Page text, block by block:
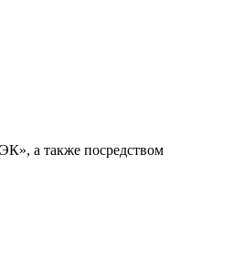
а также посредством